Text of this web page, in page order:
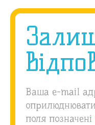
Ваша e-mail
поля позначені